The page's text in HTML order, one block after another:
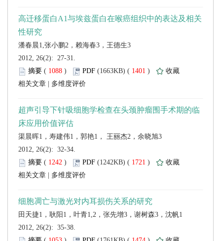
2012, 26(2): 27-31.
(
) 1401 )
2012, 26(2): 32-34.
(
) 1721 )
2012, 26(2): 35-38.